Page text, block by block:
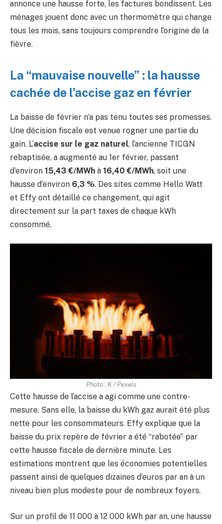
annonce une hausse forte, les factures bondissent. Les
ménages jouent donc avec un thermomètre qui change
tous les mois, sans toujours comprendre l’origine de la
fièvre.
La “mauvaise nouvelle” : la hausse
cachée de l’accise gaz en février
La baisse de février n’a pas tenu toutes ses promesses.
Une décision fiscale est venue rogner une partie du
gain. L’accise sur le gaz naturel, l’ancienne TICGN
rebaptisée, a augmenté au 1er février, passant
d’environ 15,43 €/MWh à 16,40 €/MWh, soit une
hausse d’environ 6,3 %. Des sites comme Hello Watt
et Effy ont détaillé ce changement, qui agit
directement sur la part taxes de chaque kWh
consommé.
Photo : K / Pexels
Cette hausse de l’accise a agi comme une contre-
mesure. Sans elle, la baisse du kWh gaz aurait été plus
nette pour les consommateurs. Effy explique que la
baisse du prix repère de février a été “rabotée” par
cette hausse fiscale de dernière minute. Les
estimations montrent que les économies potentielles
passent ainsi de quelques dizaines d’euros par an à un
niveau bien plus modeste pour de nombreux foyers.
Sur un profil de 11 000 à 12 000 kWh par an, une hausse